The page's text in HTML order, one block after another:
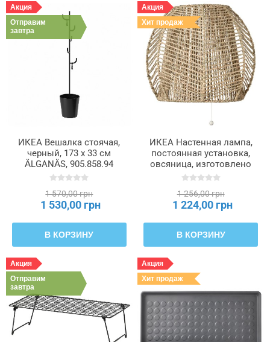
Акция
Отправим
завтра
ИКЕА Вешалка стоячая,
черный, 173 x 33 см
ÄLGANÄS, 905.858.94
1 570,00 грн
1 530,00 грн
В КОРЗИНУ
Акция
Хит продаж
ИКЕА Настенная лампа,
постоянная установка,
овсяница, изготовлено
вручную MÅNALG,
1 256,00 грн
1 224,00 грн
В КОРЗИНУ
Акция
Отправим
завтра
Акция
Хит продаж